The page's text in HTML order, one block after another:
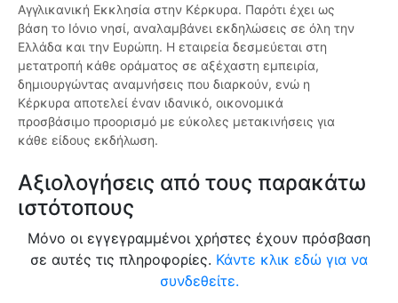
Αγγλικανική Εκκλησία στην Κέρκυρα. Παρότι έχει ως
βάση το Ιόνιο νησί, αναλαμβάνει εκδηλώσεις σε όλη την
Ελλάδα και την Ευρώπη. Η εταιρεία δεσμεύεται στη
μετατροπή κάθε οράματος σε αξέχαστη εμπειρία,
δημιουργώντας αναμνήσεις που διαρκούν, ενώ η
Κέρκυρα αποτελεί έναν ιδανικό, οικονομικά
προσβάσιμο προορισμό με εύκολες μετακινήσεις για
κάθε είδους εκδήλωση.
Αξιολογήσεις από τους παρακάτω
ιστότοπους
Μόνο οι εγγεγραμμένοι χρήστες έχουν πρόσβαση
σε αυτές τις πληροφορίες. Κάντε κλικ εδώ για να
συνδεθείτε.